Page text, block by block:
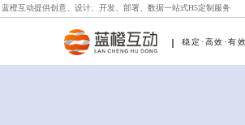
蓝橙互动提供创意、设计、开发、部署、数据一站式H5定制 服务
稳定·高效·有效